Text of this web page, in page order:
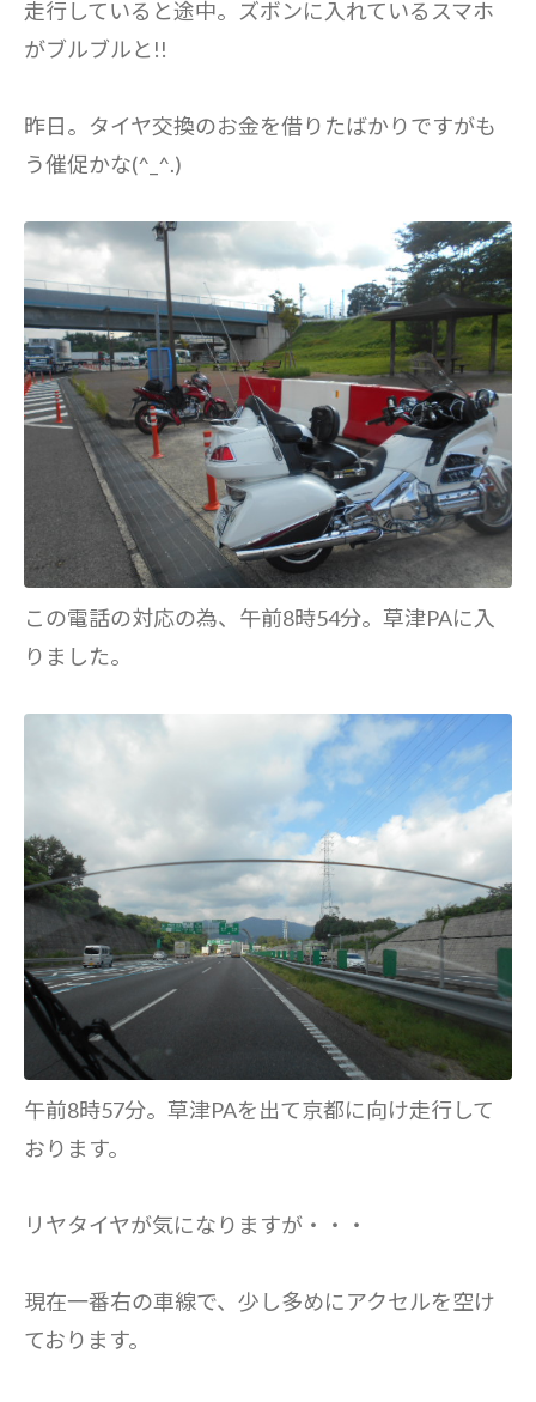
走行していると途中。ズボンに入れているスマホ
がブルブルと!!
昨日。タイヤ交換のお金を借りたばかりですがも
う催促かな(^_^.)
この電話の対応の為、午前8時54分。草津PAに入
りました。
午前8時57分。草津PAを出て京都に向け走行して
おります。
リヤタイヤが気になりますが・・・
現在一番右の車線で、少し多めにアクセルを空け
ております。